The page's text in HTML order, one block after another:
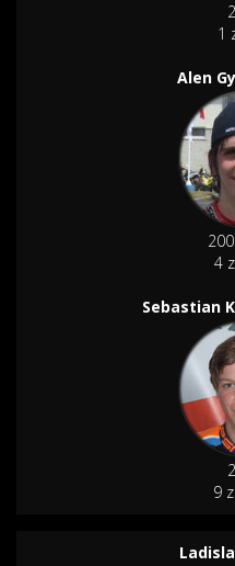
1
Alen
4
Sebastian
9